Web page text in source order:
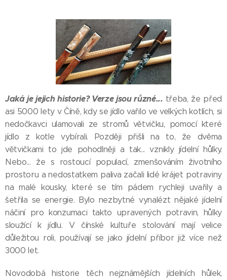
Jaká je jejich historie? Verze jsou různé... třeba, že před
asi 5000 lety v Číně, kdy se jídlo vařilo ve velkých kotlích, si
nedočkavci ulamovali ze stromů větvičku, pomocí které
jídlo z kotle vybírali. Později přišli na to, že dvěma
větvičkami to jde pohodlněji a tak... vznikly jídelní hůlky.
Nebo... že s rostoucí populací, zmenšováním životního
prostoru a nedostatkem paliva začali lidé krájet potraviny
na malé kousky, které se tím pádem rychleji uvařily a
šetřila se energie. Bylo nezbytné vynalézt nějaké jídelní
náčiní pro konzumaci takto upravených potravin, hůlky
sloužící k jídlu. V čínské kultuře stolování mají velice
důležitou roli, používají se jako jídelní příbor již více než
3000 let.
Novodobá historie těch nejznámějších jídelních hůlek,